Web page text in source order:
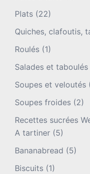
Plats (22)
Quiches, clafoutis,
Roulés (1)
Salades et taboulés
Soupes et veloutés
Soupes froides (2)
Recettes sucrées
A tartiner (5)
Bananabread (5)
Biscuits (1)